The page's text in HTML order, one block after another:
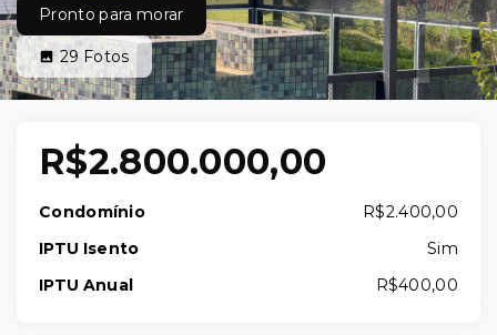
Pronto para morar
29 Fotos
R$2.800.000,00
Condomínio
R$2.400,00
IPTU Isento
Sim
IPTU Anual
R$400,00